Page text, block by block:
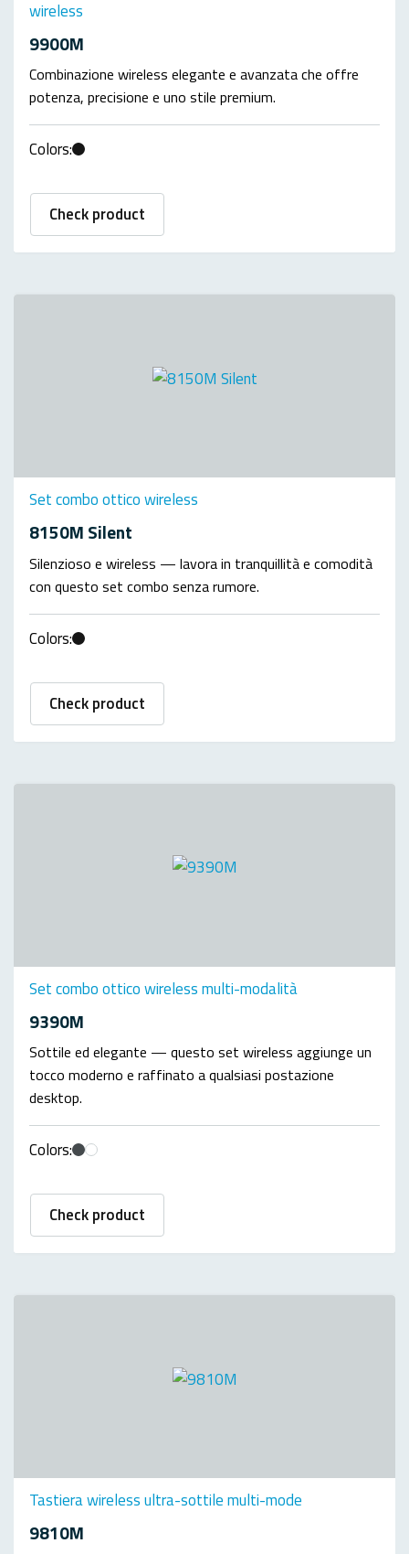
wireless
9900M
Combinazione wireless elegante e avanzata che offre
potenza, precisione e uno stile premium.
Colors:
Check product
Set combo ottico wireless
8150M Silent
Silenzioso e wireless — lavora in tranquillità e comodità
con questo set combo senza rumore.
Colors:
Check product
Set combo ottico wireless multi-modalità
9390M
Sottile ed elegante — questo set wireless aggiunge un
tocco moderno e raffinato a qualsiasi postazione
desktop.
Colors:
Check product
Tastiera wireless ultra-sottile multi-mode
9810M